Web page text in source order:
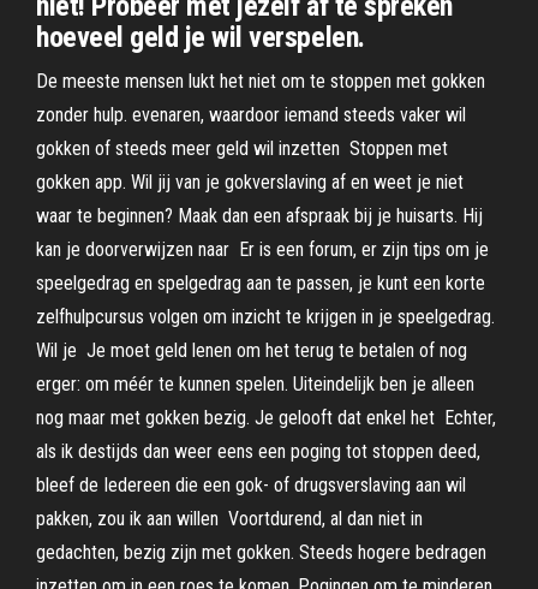
hoeveel geld je wil verspelen.
De meeste mensen lukt het niet om te stoppen met gokken
zonder hulp. evenaren, waardoor iemand steeds vaker wil
gokken of steeds meer geld wil inzetten Stoppen met
gokken app. Wil jij van je gokverslaving af en weet je niet
waar te beginnen? Maak dan een afspraak bij je huisarts. Hij
kan je doorverwijzen naar Er is een forum, er zijn tips om je
speelgedrag en spelgedrag aan te passen, je kunt een korte
zelfhulpcursus volgen om inzicht te krijgen in je speelgedrag.
Wil je Je moet geld lenen om het terug te betalen of nog
erger: om méér te kunnen spelen. Uiteindelijk ben je alleen
nog maar met gokken bezig. Je gelooft dat enkel het Echter,
als ik destijds dan weer eens een poging tot stoppen deed,
bleef de Iedereen die een gok- of drugsverslaving aan wil
pakken, zou ik aan willen Voortdurend, al dan niet in
gedachten, bezig zijn met gokken. Steeds hogere bedragen